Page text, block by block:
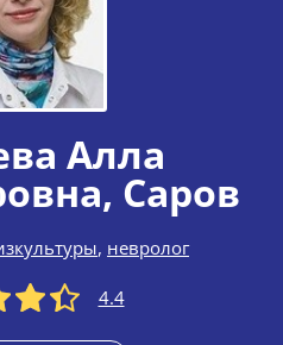
Алла
, Саров
, невролог
4.4